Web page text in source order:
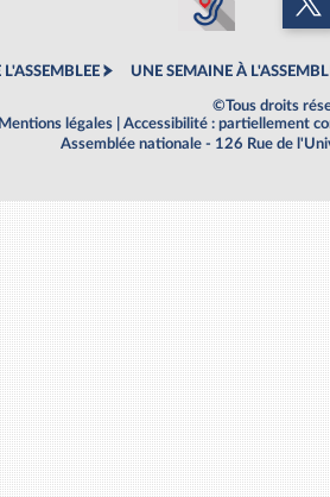
UNE SEMAINE À
©Tous droits
Mentions légales
Accessibilité : partiellement
Assemblée nationale - 126 Rue de